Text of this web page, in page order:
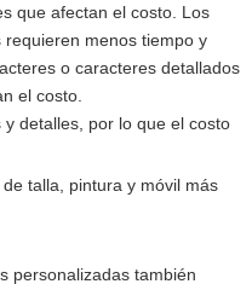
que afectan el costo. Los
menos tiempo y
o caracteres detallados
el costo.
y detalles, por lo que el costo
talla, pintura y móvil más
personalizadas también